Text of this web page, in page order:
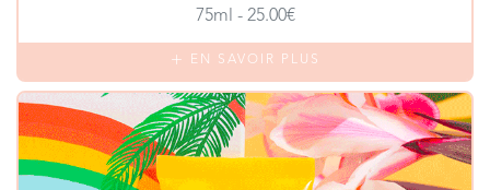
75ml - 25.00€
EN SAVOIR PLUS